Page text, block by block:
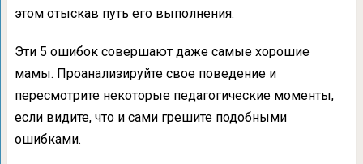
этом отыскав путь его выполнения.
Эти 5 ошибок совершают даже самые хорошие
мамы. Проанализируйте свое поведение и
пересмотрите некоторые педагогические моменты,
если видите, что и сами грешите подобными
ошибками.